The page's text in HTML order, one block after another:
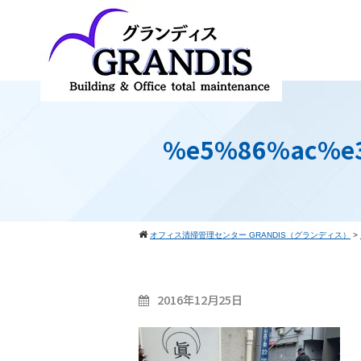
オフィス清掃管理センター GRANDIS（グランディス） >
2016年12月25日